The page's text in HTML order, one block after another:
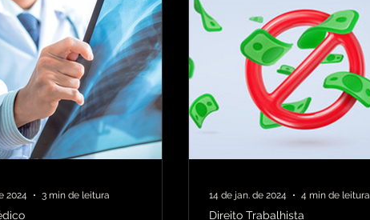
2024 3 min de leitura
Direito Trabalhista
14 de jan. de 2024 4 min de leitura